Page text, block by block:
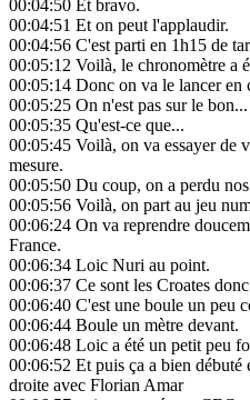
00:04:50 Et bravo.
00:04:51 Et on peut l'applaudir.
00:04:56 C'est parti en 1h15 de
00:05:12 Voilà, le chronomètre a
00:05:14 Donc on va le lancer en
00:05:25 On n'est pas sur le bon...
00:05:35 Qu'est-ce que...
00:05:45 Voilà, on va essayer de
mesure.
00:05:50 Du coup, on a perdu
00:05:56 Voilà, on part au jeu
00:06:24 On va reprendre
France.
00:06:34 Loic Nuri au point.
00:06:37 Ce sont les Croates
00:06:40 C'est une boule un peu
00:06:44 Boule un mètre devant.
00:06:48 Loic a été un petit peu
00:06:52 Et puis ça a bien débuté
droite avec Florian Amar